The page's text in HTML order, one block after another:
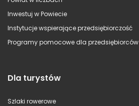
Inwestuj w Powiecie
Instytucje wspierające przedsiębiorczość
Programy pomocowe dla przedsiębiorców
Dla turystów
Szlaki rowerowe